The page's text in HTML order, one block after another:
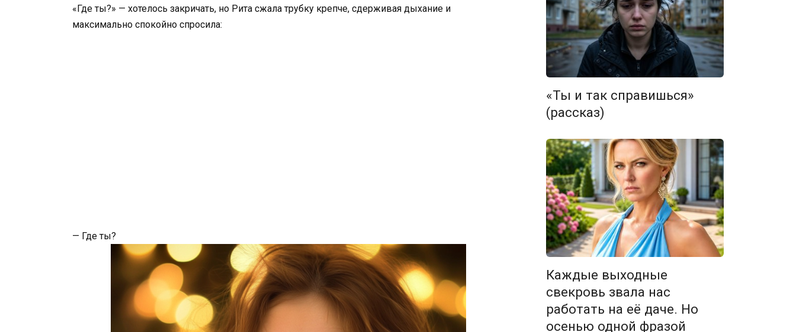
«Где ты?» — хотелось закричать, но Рита сжала трубку крепче, сдерживая дыхание и
максимально спокойно спросила:
— Где ты?
«Ты и так справишься»
(рассказ)
Каждые выходные
свекровь звала нас
работать на её даче. Но
осенью одной фразой